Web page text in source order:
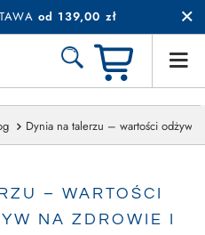
od 139,00 zł
Dynia na talerzu – wartości
– WARTOŚCI
NA ZDROWIE I